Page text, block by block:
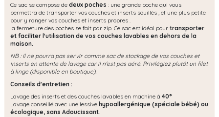
Ce sac se compose de deux poches : une grande poche qui vous
permettra de transporter vos couches et inserts souillés , et une plus petite
pour y ranger vos couches et inserts propres .
la fermeture des poches se fait par zip. Ce sac est idéal pour transporter
et faciliter l'utilisation de vos couches lavables en dehors de la
maison.
NB : Il ne pourra pas servir comme sac de stockage de vos couches et
inserts en attente de lavage car il n'est pas aéré. Privilégiez plutôt un filet
à linge (disponible en boutique).
Conseils d'entretien :
Lavage des inserts et des couches lavables en machine à 40°
Lavage conseillé avec une lessive hypoallergénique (spéciale bébé) ou
écologique, sans Adoucissant.